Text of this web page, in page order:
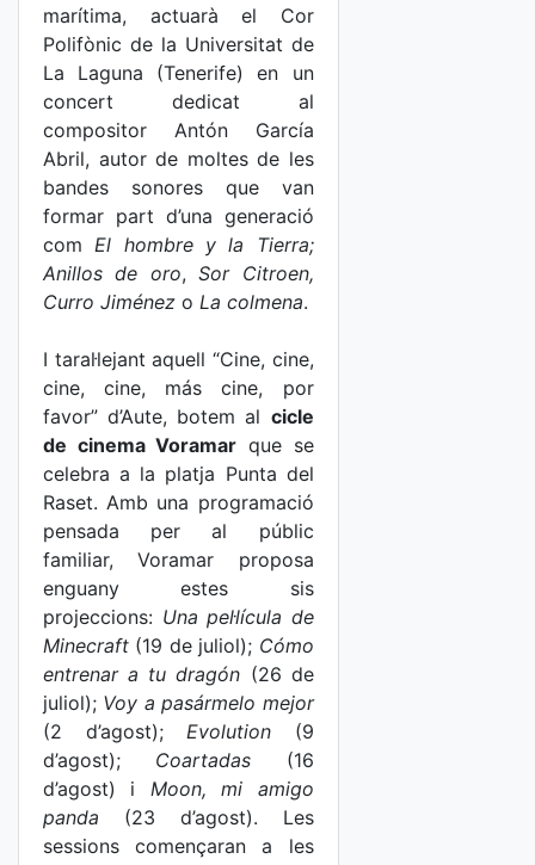
marítima, actuarà el Cor
Polifònic de la Universitat de
La Laguna (Tenerife) en un
concert dedicat al
compositor Antón García
Abril, autor de moltes de les
bandes sonores que van
formar part d’una generació
comEl hombre y la Tierra;
Anillos de oro,Sor Citroen,
Curro Jiménez o La colmena.
I taral·lejant aquell “Cine, cine,
cine, cine, más cine, por
favor” d’Aute, botem al cicle
de cinema Voramar que se
celebra a la platja Punta del
Raset. Amb una programació
pensada per al públic
familiar, Voramar proposa
enguany estes sis
projeccions: Una pel·lícula de
Minecraft (19 de juliol); Cómo
entrenar a tu dragón (26 de
juliol); Voy a pasármelo mejor
(2 d’agost);Evolution (9
d’agost); Coartadas (16
d’agost) i Moon, mi amigo
panda (23 d’agost). Les
sessions començaran a les